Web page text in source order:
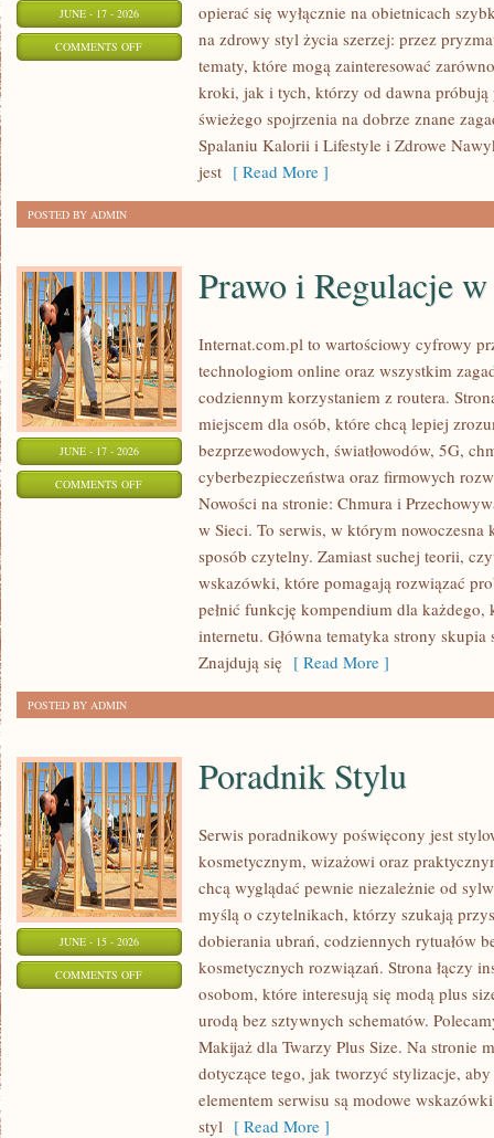
JUNE - 17 - 2026
COMMENTS OFFON
ODCHUDZANIU
opierać się wyłącznie na obietnicach
na zdrowy styl życia szerzej: przez
tematy, które mogą zainteresować
kroki, jak i tych, którzy od dawna
świeżego spojrzenia na dobrze znane
Spalaniu Kalorii i Lifestyle i Zdrowe
jest [ Read More ]
POSTED BY ADMIN
JUNE - 17 - 2026
COMMENTS OFFON
REGULACJE
INTERNECIE
Prawo i Regulacje
Internat.com.pl to wartościowy cyfrowy
technologiom online oraz wszystkim
codziennym korzystaniem z routera.
miejscem dla osób, które chcą lepiej
bezprzewodowych, światłowodów, 5G,
cyberbezpieczeństwa oraz firmowych
Nowości na stronie: Chmura i
w Sieci. To serwis, w którym nowoczesna
sposób czytelny. Zamiast suchej teorii,
wskazówki, które pomagają rozwiązać
pełnić funkcję kompendium dla
internetu. Główna tematyka strony
Znajdują się [ Read More ]
POSTED BY ADMIN
JUNE - 15 - 2026
COMMENTS OFFON
Poradnik Stylu
Serwis poradnikowy poświęcony jest
kosmetycznym, wizażowi oraz
chcą wyglądać pewnie niezależnie od
myślą o czytelnikach, którzy szukają
dobierania ubrań, codziennych rytuałów
kosmetycznych rozwiązań. Strona łączy
osobom, które interesują się modą plus
urodą bez sztywnych schematów.
Makijaż dla Twarzy Plus Size. Na stronie
dotyczące tego, jak tworzyć stylizacje,
elementem serwisu są modowe
styl [ Read More ]